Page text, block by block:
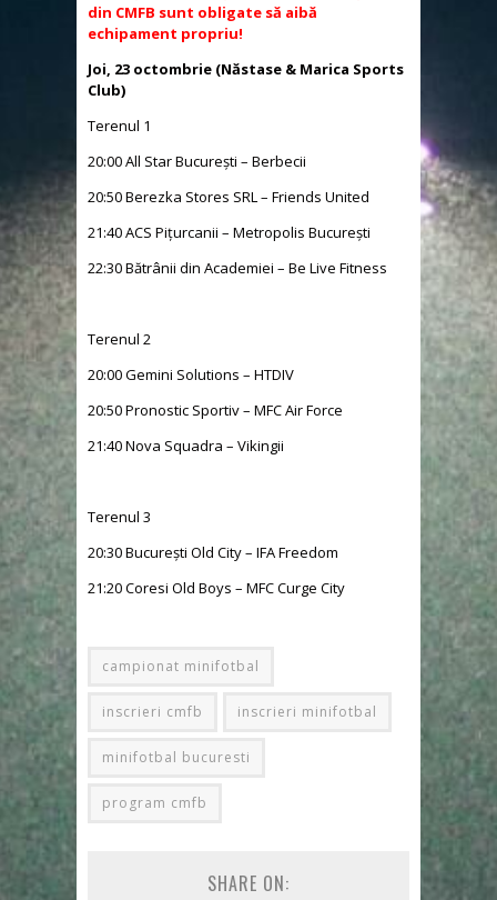
din CMFB sunt obligate să aibă
echipament propriu!
Joi, 23 octombrie (Năstase & Marica Sports
Club)
Terenul 1
20:00 All Star București – Berbecii
20:50 Berezka Stores SRL – Friends United
21:40 ACS Pițurcanii – Metropolis București
22:30 Bătrânii din Academiei – Be Live Fitness
Terenul 2
20:00 Gemini Solutions – HTDIV
20:50 Pronostic Sportiv – MFC Air Force
21:40 Nova Squadra – Vikingii
Terenul 3
20:30 București Old City – IFA Freedom
21:20 Coresi Old Boys – MFC Curge City
campionat minifotbal
inscrieri cmfb inscrieri minifotbal
minifotbal bucuresti
program cmfb
SHARE ON: